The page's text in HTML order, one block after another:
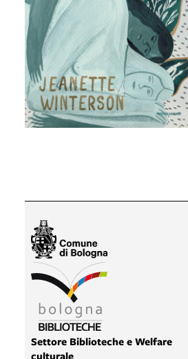
Settore Biblioteche e Welfare
culturale